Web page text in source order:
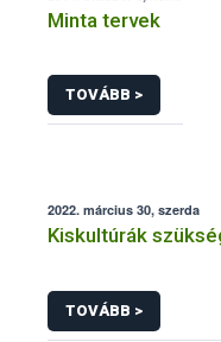
Minta tervek
TOVÁBB >
2022. március 30, szerda
Kiskultúrák
TOVÁBB >